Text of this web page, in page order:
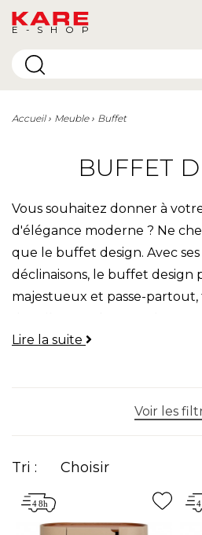
E-SHOP
Accueil Meuble Buffet
BUFFET
Vous souhaitez donner à
d'élégance moderne ? Ne
que le buffet design. Avec
déclinaisons, le buffet design
majestueux et passe-
d'intérieur.
Lire la suite
Voir les
Tri : Choisir